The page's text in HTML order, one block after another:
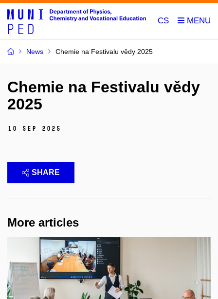
CS
News Chemie na Festivalu vědy 2025
Chemie na Festivalu vědy
2025
10 Sep 2025
SHARE
More articles